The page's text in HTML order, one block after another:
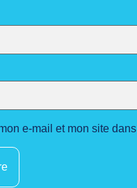
e-mail et mon site